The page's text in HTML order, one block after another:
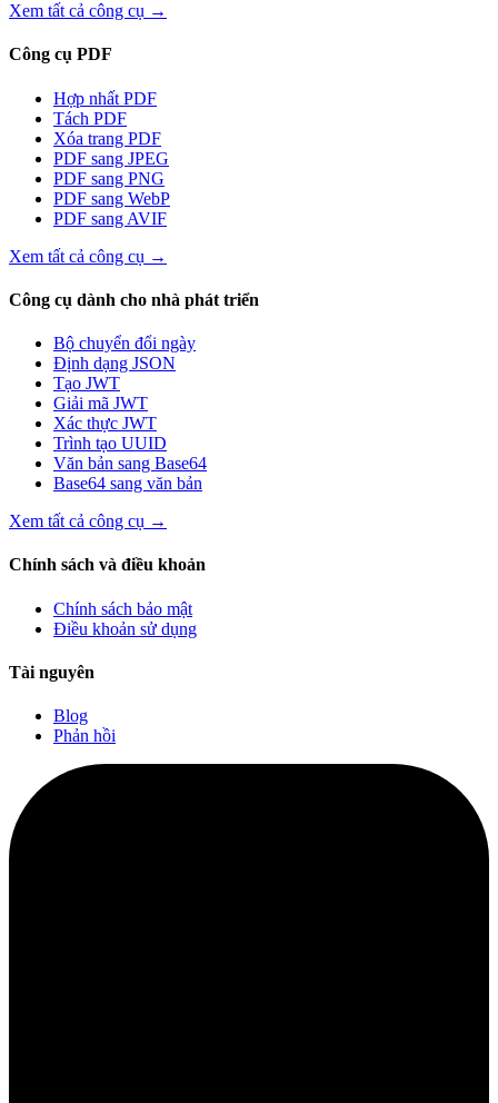
Xem tất cả công cụ →
Công cụ PDF
Hợp nhất PDF
Tách PDF
Xóa trang PDF
PDF sang JPEG
PDF sang PNG
PDF sang WebP
PDF sang AVIF
Xem tất cả công cụ →
Công cụ dành cho nhà phát triển
Bộ chuyển đổi ngày
Định dạng JSON
Tạo JWT
Giải mã JWT
Xác thực JWT
Trình tạo UUID
Văn bản sang Base64
Base64 sang văn bản
Xem tất cả công cụ →
Chính sách và điều khoản
Chính sách bảo mật
Điều khoản sử dụng
Tài nguyên
Blog
Phản hồi